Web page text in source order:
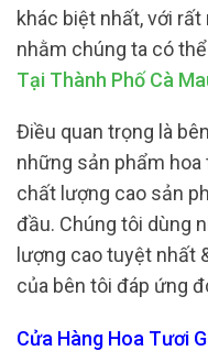
khác biệt nhất, với
nhằm chúng ta có
Tại Thành Phố Cà
Điều quan trọng là
những sản phẩm
chất lượng cao sản
đầu. Chúng tôi dùng
lượng cao tuyệt nhất
của bên tôi đáp ứng
Cửa Hàng Hoa Tươi